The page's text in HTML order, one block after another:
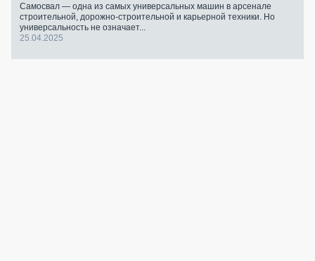
Самосвал — одна из самых универсальных машин в арсенале
строительной, дорожно-строительной и карьерной техники. Но
универсальность не означает...
25.04.2025